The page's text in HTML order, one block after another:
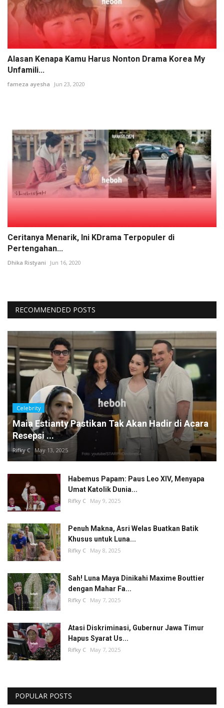
Alasan Kenapa Kamu Harus Nonton Drama Korea My
Unfamili...
fameza ayesha Jun 23, 2020
Ceritanya Menarik, Ini KDrama Terpopuler di
Pertengahan...
Dhika Ristyani Jun 16, 2020
RECOMMENDED POSTS
Celebrity
Maia Estianty Pastikan Tak Akan Hadir di Acara
Resepsi ...
Rifky C May 13, 2025
Habemus Papam: Paus Leo XIV, Menyapa
Umat Katolik Dunia...
Rifky C May 9, 2025
Penuh Makna, Asri Welas Buatkan Batik
Khusus untuk Luna...
Rifky C May 8, 2025
Sah! Luna Maya Dinikahi Maxime Bouttier
dengan Mahar Fa...
Rifky C May 7, 2025
Atasi Diskriminasi, Gubernur Jawa Timur
Hapus Syarat Us...
Rifky C May 7, 2025
POPULAR POSTS